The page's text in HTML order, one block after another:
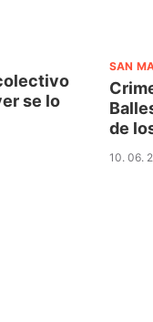
se lo
SAN
de
10. 06.